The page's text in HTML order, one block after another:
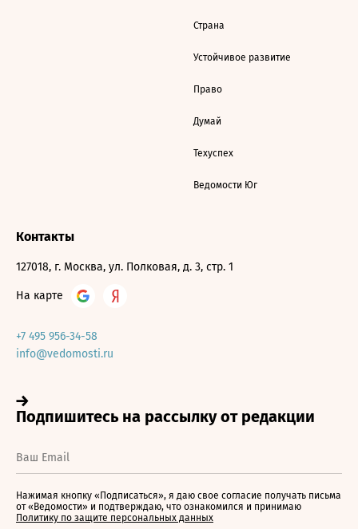
Страна
Устойчивое развитие
Право
Думай
Техуспех
Ведомости Юг
Контакты
127018, г. Москва, ул. Полковая, д. 3, стр. 1
На карте
+7 495 956-34-58
info@vedomosti.ru
Нажимая кнопку «Подписаться», я даю свое согласие получать письма
от «Ведомости» и подтверждаю, что ознакомился и принимаю
Политику по защите персональных данных